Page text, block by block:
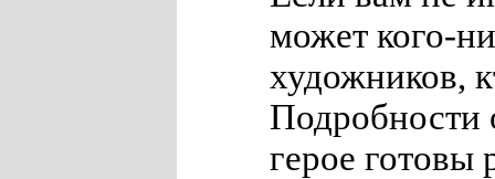
может кого-
художников,
герое готовы